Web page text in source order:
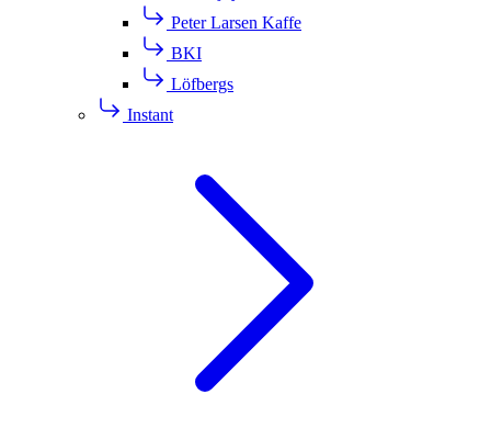
Peter Larsen Kaffe
BKI
Löfbergs
Instant